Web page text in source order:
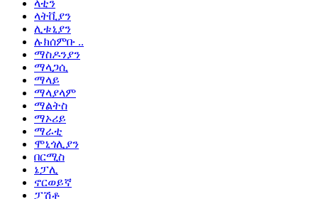
ላቲን
ላትቪያን
ሊቱኒያን
ሉክሰምቡ ..
ማስዶንያን
ማላጋሲ
ማላይ
ማላያላም
ማልትስ
ማኦሪይ
ማራቲ
ሞኒጎሊያን
በርሚስ
ኔፓሊ
ኖርወይኛ
ፓሽቶ